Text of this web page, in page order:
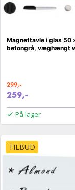
Magnettavle i glas 50
betongrå, væghængt
299,-
259,-
På lager
TILBUD